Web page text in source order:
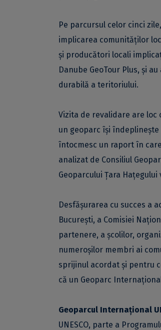
Pe parcursul celor cinci
implicarea comunităților
și producători locali
Danube GeoTour Plus, și
durabilă a teritoriului.
Vizita de revalidare are loc
un geoparc își
întocmesc un raport în
analizat de Consiliul
Geoparcului Țara
Desfășurarea cu succes a
București, a Comisiei
partenere, a școlilor,
numeroșilor membri ai
sprijinul acordat și pentru
că un Geoparc
Geoparcul Internațional
UNESCO, parte a